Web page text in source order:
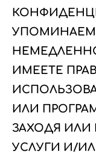
ИМЕЕТЕ
ИЛИ
ЗАХОДЯ ИЛИ
УСЛУГИ И/